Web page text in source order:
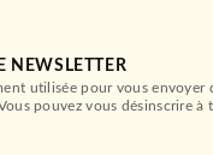
NEWSLETTER
utilisée pour vous envoyer
pouvez vous désinscrire à